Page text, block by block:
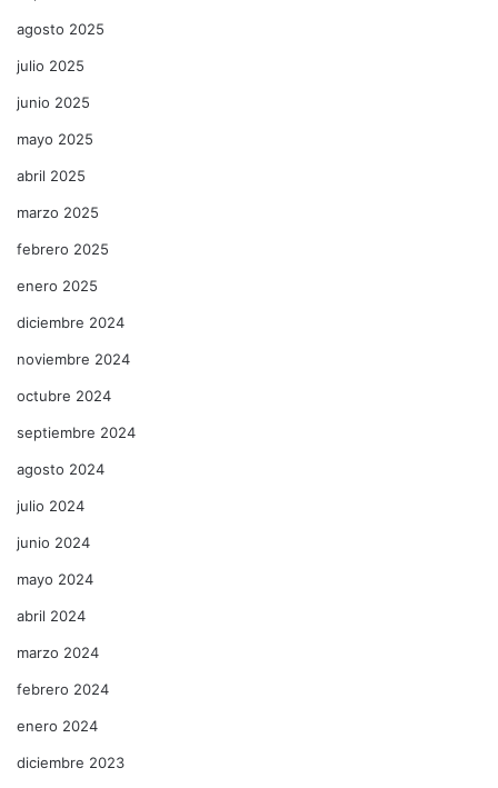
agosto 2025
julio 2025
junio 2025
mayo 2025
abril 2025
marzo 2025
febrero 2025
enero 2025
diciembre 2024
noviembre 2024
octubre 2024
septiembre 2024
agosto 2024
julio 2024
junio 2024
mayo 2024
abril 2024
marzo 2024
febrero 2024
enero 2024
diciembre 2023